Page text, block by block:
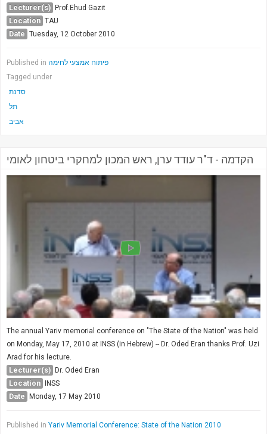
Lecturer(s) Prof.Ehud Gazit
Location TAU
Date Tuesday, 12 October 2010
Published in פיתוח אמצעי לחימה
Tagged under
סדנת
תל
אביב
הקדמה - ד"ר עודד ערן, ראש המכון למחקרי ביטחון לאומי
The annual Yariv memorial conference on "The State of the Nation" was held
on Monday, May 17, 2010 at INSS (in Hebrew) -- Dr. Oded Eran thanks Prof. Uzi
Arad for his lecture.
Lecturer(s) Dr. Oded Eran
Location INSS
Date Monday, 17 May 2010
Published in Yariv Memorial Conference: State of the Nation 2010